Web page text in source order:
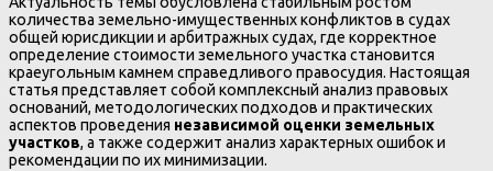
количества земельно-имущественных конфликтов в судах
общей юрисдикции и арбитражных судах, где корректное
определение стоимости земельного участка становится
краеугольным камнем справедливого правосудия. Настоящая
статья представляет собой комплексный анализ правовых
оснований, методологических подходов и практических
аспектов проведения независимой оценки земельных
участков, а также содержит анализ характерных ошибок и
рекомендации по их минимизации.